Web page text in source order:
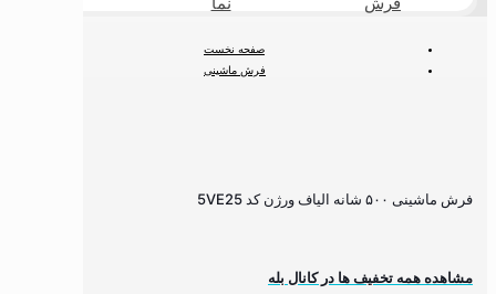
صفحه نخست
فرش ماشینی
فرش ماشینی ۵۰۰ شانه الیاف ورژن کد 5VE25
مشاهده همه تخفیف ها در کانال بله